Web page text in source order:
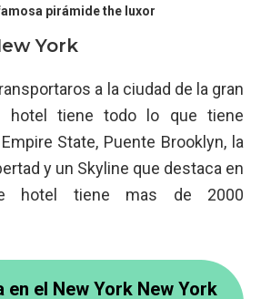
pirámide the luxor
York
a la ciudad de la gran
hotel tiene todo lo que tiene
State, Puente Brooklyn, la
y un Skyline que destaca en
hotel tiene mas de 2000
en el New York New York